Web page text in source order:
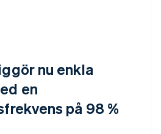
nu enkla
en
på 98 %